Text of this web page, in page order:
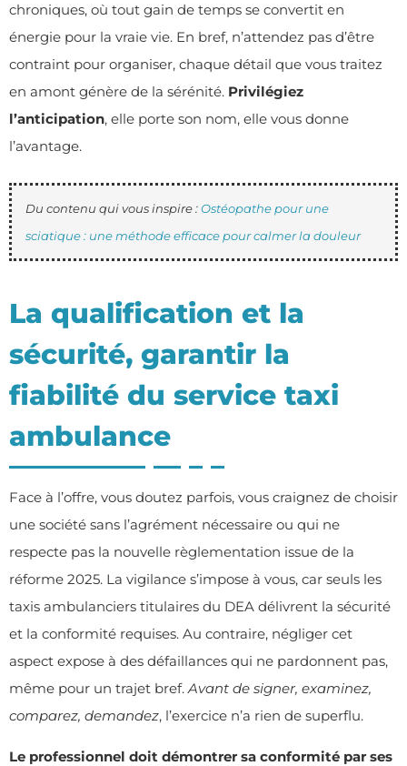
chroniques, où tout gain de temps se convertit en
énergie pour la vraie vie. En bref, n’attendez pas d’être
contraint pour organiser, chaque détail que vous traitez
en amont génère de la sérénité. Privilégiez
l’anticipation, elle porte son nom, elle vous donne
l’avantage.
Du contenu qui vous inspire :Ostéopathe pour une
sciatique : une méthode efficace pour calmer la douleur
La qualification et la
sécurité, garantir la
fiabilité du service taxi
ambulance
Face à l’offre, vous doutez parfois, vous craignez de choisir
une société sans l’agrément nécessaire ou qui ne
respecte pas la nouvelle règlementation issue de la
réforme 2025. La vigilance s’impose à vous, car seuls les
taxis ambulanciers titulaires du DEA délivrent la sécurité
et la conformité requises. Au contraire, négliger cet
aspect expose à des défaillances qui ne pardonnent pas,
même pour un trajet bref.Avant de signer, examinez,
comparez, demandez, l’exercice n’a rien de superflu.
Le professionnel doit démontrer sa conformité par ses